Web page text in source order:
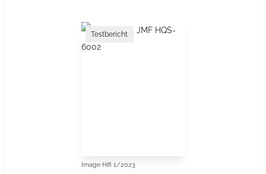
Testbericht
Image Hifi 1/2023